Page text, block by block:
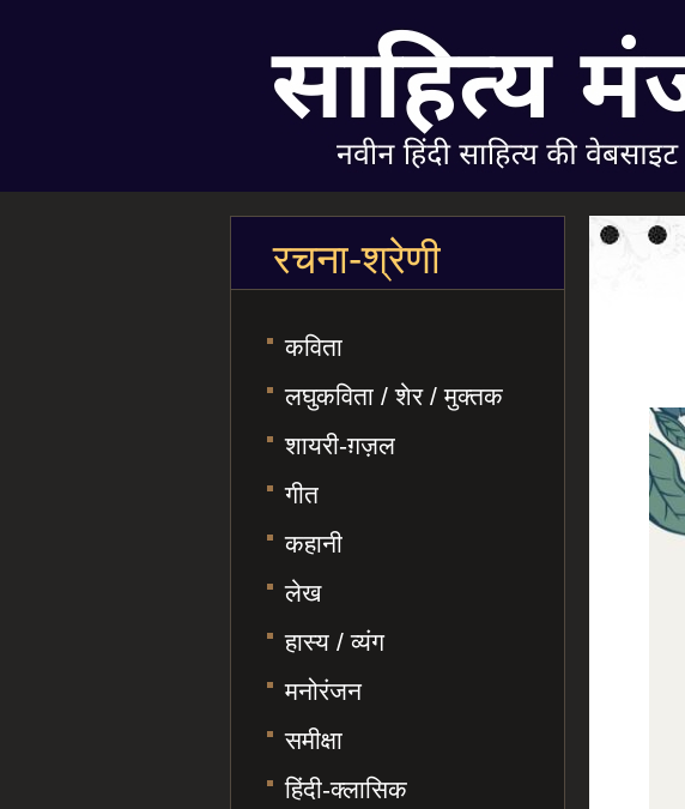
रचना-श्रेणी
कविता
लघुकविता / शेर / मुक्तक
शायरी-ग़ज़ल
गीत
कहानी
लेख
हास्य / व्यंग
मनोरंजन
समीक्षा
हिंदी-क्लासिक